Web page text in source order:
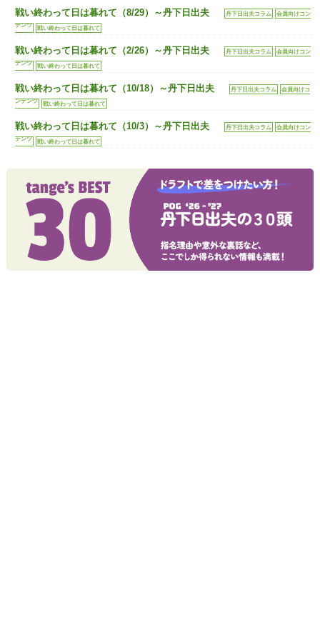
戦い終わって日は暮れて（8/29）～丹下日出夫 丹下日出夫コラム 会員向けコン
テンツ 戦い終わって日は暮れて
戦い終わって日は暮れて（2/26）～丹下日出夫 丹下日出夫コラム 会員向けコン
テンツ 戦い終わって日は暮れて
戦い終わって日は暮れて（10/18）～丹下日出夫 丹下日出夫コラム 会員向けコ
ンテンツ 戦い終わって日は暮れて
戦い終わって日は暮れて（10/3）～丹下日出夫 丹下日出夫コラム 会員向けコン
テンツ 戦い終わって日は暮れて